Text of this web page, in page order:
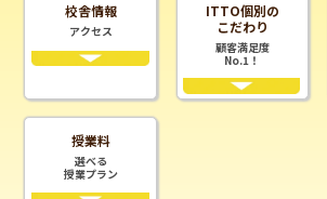
校舎情報
アクセス
ITTO個別の
こだわり
顧客満足度
No.1！
授業料
選べる
授業プラン